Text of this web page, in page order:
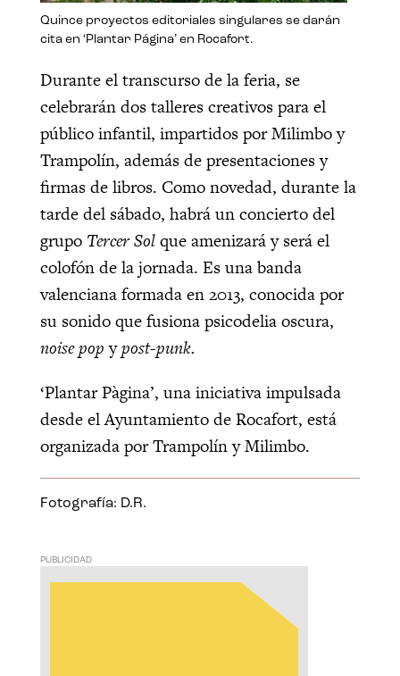
Quince proyectos editoriales singulares se darán
cita en ‘Plantar Página’ en Rocafort.
Durante el transcurso de la feria, se
celebrarán dos talleres creativos para el
público infantil, impartidos por Milimbo y
Trampolín, además de presentaciones y
firmas de libros. Como novedad, durante la
tarde del sábado, habrá un concierto del
grupo Tercer Solque amenizará y será el
colofón de la jornada. Es una banda
valenciana formada en 2013, conocida por
su sonido que fusiona psicodelia oscura,
noise popypost-punk.
‘Plantar Pàgina’, una iniciativa impulsada
desde el Ayuntamiento de Rocafort, está
organizada por Trampolín y Milimbo.
Fotografía: D.R.
PUBLICIDAD